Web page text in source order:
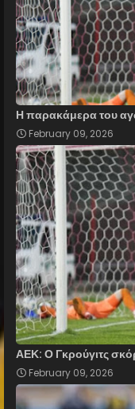
Η παρακάμερα του
February 09, 2026
ΑΕΚ: Ο Γκρούγιτς
February 09, 2026